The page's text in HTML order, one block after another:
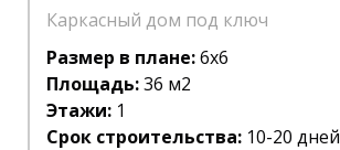
Каркасный дом под ключ
Размер в плане:6х6
Площадь:36 м2
Этажи: 1
Срок строительства: 10-20 дней